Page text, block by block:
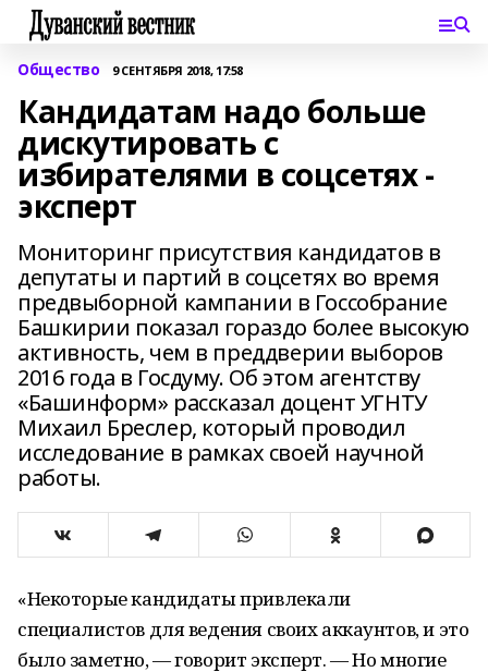
Общество 9 СЕНТЯБРЯ 2018, 17:58
Кандидатам надо больше
дискутировать с
избирателями в соцсетях -
эксперт
Мониторинг присутствия кандидатов в
депутаты и партий в соцсетях во время
предвыборной кампании в Госсобрание
Башкирии показал гораздо более высокую
активность, чем в преддверии выборов
2016 года в Госдуму. Об этом агентству
«Башинформ» рассказал доцент УГНТУ
Михаил Бреслер, который проводил
исследование в рамках своей научной
работы.
«Некоторые кандидаты привлекали
специалистов для ведения своих аккаунтов, и это
было заметно, — говорит эксперт. — Но многие